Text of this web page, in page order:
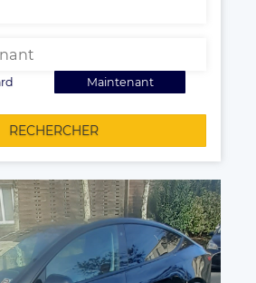
Maintenant
RECHERCHER